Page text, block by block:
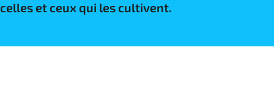
celles et ceux qui les cultivent.